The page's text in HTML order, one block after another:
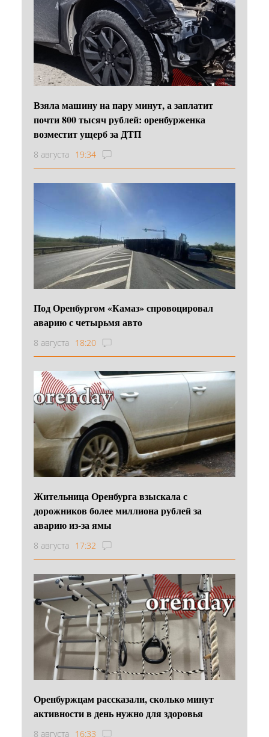
Взяла машину на пару минут, а заплатит
почти 800 тысяч рублей: оренбурженка
возместит ущерб за ДТП
8 августа 19:34
Под Оренбургом «Камаз» спровоцировал
аварию с четырьмя авто
8 августа 18:20
Жительница Оренбурга взыскала с
дорожников более миллиона рублей за
аварию из-за ямы
8 августа 17:32
Оренбуржцам рассказали, сколько минут
активности в день нужно для здоровья
8 августа 16:33